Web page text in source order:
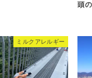
頭
ミルクアレルギー